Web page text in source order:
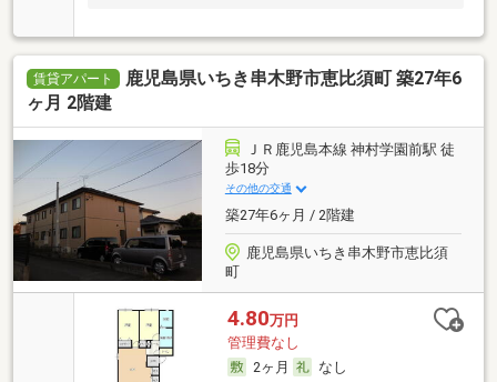
賃貸アパート
鹿児島県いちき串木野市恵比須町 築27年6
ヶ月 2階建
ＪＲ鹿児島本線 神村学園前駅 徒
歩18分
その他の交通
築27年6ヶ月 / 2階建
鹿児島県いちき串木野市恵比須
町
4.80万円
管理費なし
2ヶ月
なし